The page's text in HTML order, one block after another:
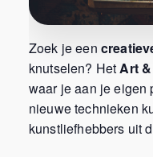
Zoek je een
knutselen? HetArt
waar je aan je eigen
nieuwe technieken
kunstliefhebbers uit